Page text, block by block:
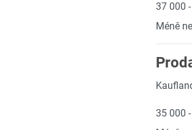
37 000
Méně
35 000